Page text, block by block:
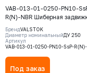
VAB-013-01-0250-PN10-
R(N)-NBR Шиберная
Valstok, серия VAB, DN 0250,
PN=10 Бар, редуктор,
невыдвижной шток, корпус
400-15 (GGG40), нож
седловое уплотнение NBR
БрендVALSTOK
Диаметр номинальныйДУ 250
Артикул
VAB-013-01-0250-PN10-SsP-R(N)-
Под заказ